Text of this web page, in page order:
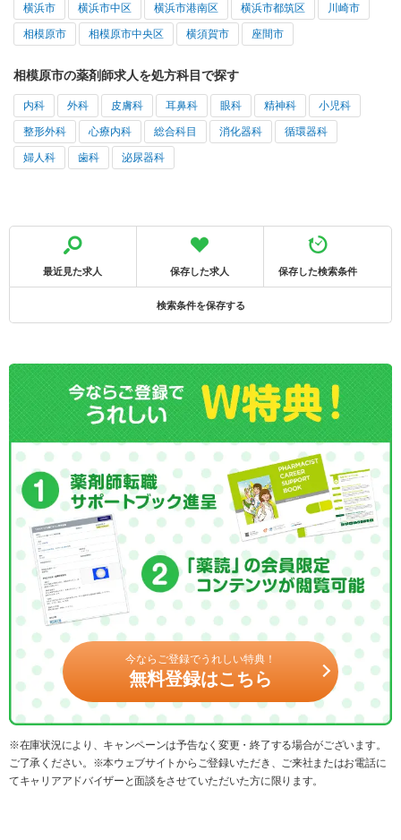
横浜市 横浜市中区 横浜市港南区 横浜市都筑区 川崎市
相模原市 相模原市中央区 横須賀市 座間市
相模原市の薬剤師求人を処方科目で探す
内科 外科 皮膚科 耳鼻科 眼科 精神科 小児科
整形外科 心療内科 総合科目 消化器科 循環器科
婦人科 歯科 泌尿器科
最近見た求人 保存した求人 保存した検索条件
検索条件を保存する
今ならご登録でうれしい特典！
無料登録はこちら
※在庫状況により、キャンペーンは予告なく変更・終了する場合がございます。
ご了承ください。※本ウェブサイトからご登録いただき、ご来社またはお電話に
てキャリアアドバイザーと面談をさせていただいた方に限ります。